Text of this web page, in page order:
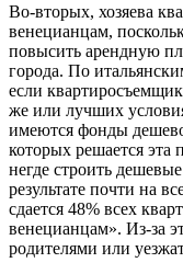
Во-вторых, хозяева
венецианцам,
повысить арендную
города. По
если
же или лучших
имеются фонды
которых решается
негде строить
результате почти на
сдается 48% всех
венецианцам». Из-за
родителями или